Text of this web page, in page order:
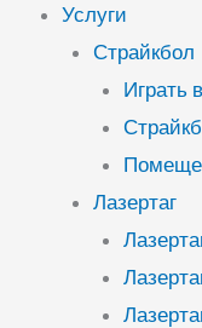
Услуги
Страйкбол
Играть
Лазертаг